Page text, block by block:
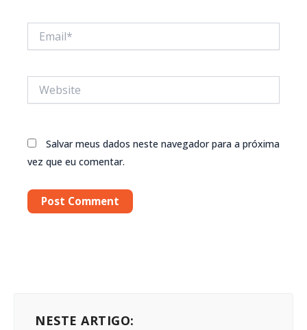
Salvar meus dados neste navegador para a próxima
vez que eu comentar.
NESTE ARTIGO: